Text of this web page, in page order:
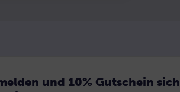
und 10% Gutschein